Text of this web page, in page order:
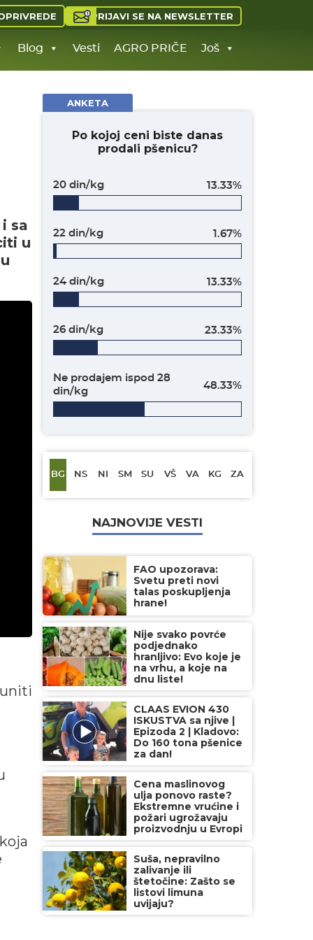
PRIJAVI SE NA NEWSLETTER
Blog Vesti AGRO PRIČE Još
sa
u
ANKETA
Po kojoj ceni biste danas
prodali pšenicu?
13.33%
20 din/kg
1.67%
22 din/kg
13.33%
24 din/kg
23.33%
26 din/kg
48.33%
Ne prodajem ispod 28
din/kg
BG NS NI SM SU VŠ VA KG ZA
NAJNOVIJE VESTI
FAO upozorava:
Svetu preti novi
talas poskupljenja
hrane!
Nije svako povrće
podjednako
hranljivo: Evo koje je
na vrhu, a koje na
dnu liste!
CLAAS EVION 430
ISKUSTVA sa njive |
Epizoda 2 | Kladovo:
Do 160 tona pšenice
za dan!
Cena maslinovog
ulja ponovo raste?
Ekstremne vrućine i
požari ugrožavaju
proizvodnju u Evropi
Suša, nepravilno
zalivanje ili
štetočine: Zašto se
listovi limuna
uvijaju?